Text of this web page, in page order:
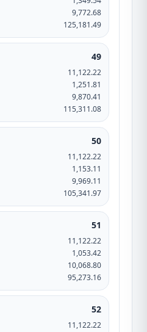
9,772.68
125,181.49
49
11,122.22
1,251.81
9,870.41
115,311.08
50
11,122.22
1,153.11
9,969.11
105,341.97
51
11,122.22
1,053.42
10,068.80
95,273.16
52
11,122.22